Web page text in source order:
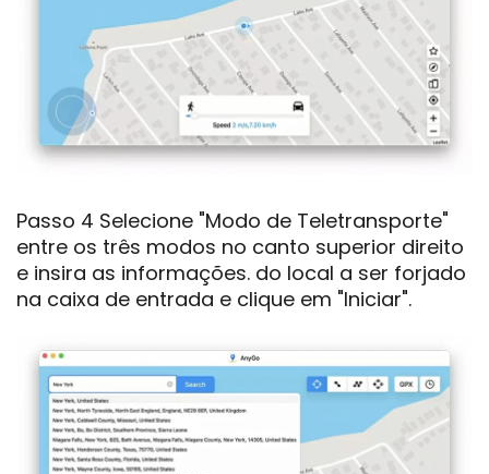
Passo 4 Selecione "Modo de Teletransporte"
entre os três modos no canto superior direito
e insira as informações. do local a ser forjado
na caixa de entrada e clique em "Iniciar".